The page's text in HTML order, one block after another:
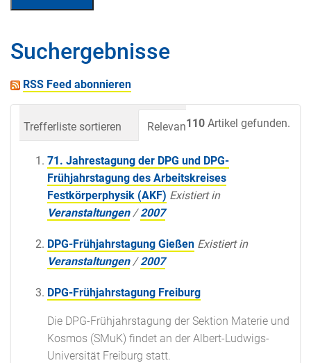
Suchergebnisse
RSS Feed abonnieren
110 Artikel gefunden.
Trefferliste sortieren Relevanz Datum
71. Jahrestagung der DPG und DPG-
Frühjahrstagung des Arbeitskreises
Festkörperphysik (AKF) Existiert in
Veranstaltungen /2007
DPG-Frühjahrstagung Gießen Existiert in
Veranstaltungen /2007
DPG-Frühjahrstagung Freiburg
Die DPG-Frühjahrstagung der Sektion Materie und
Kosmos (SMuK) findet an der Albert-Ludwigs-
Universität Freiburg statt.